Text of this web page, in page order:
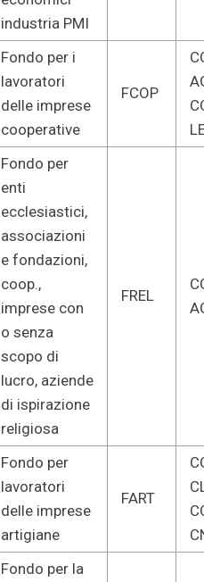
industria PMI
Fondo per i
lavoratori
delle imprese
cooperative
FCOP
Fondo per
enti
ecclesiastici,
associazioni
e fondazioni,
coop.,
imprese con
o senza
scopo di
lucro, aziende
di ispirazione
religiosa
FREL
Fondo per
lavoratori
delle imprese
artigiane
FART
Fondo per la